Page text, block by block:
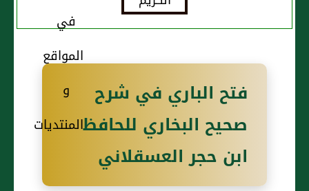
فتح الباري في شرح
صحيح البخاري للحافظ
ابن حجر العسقلاني